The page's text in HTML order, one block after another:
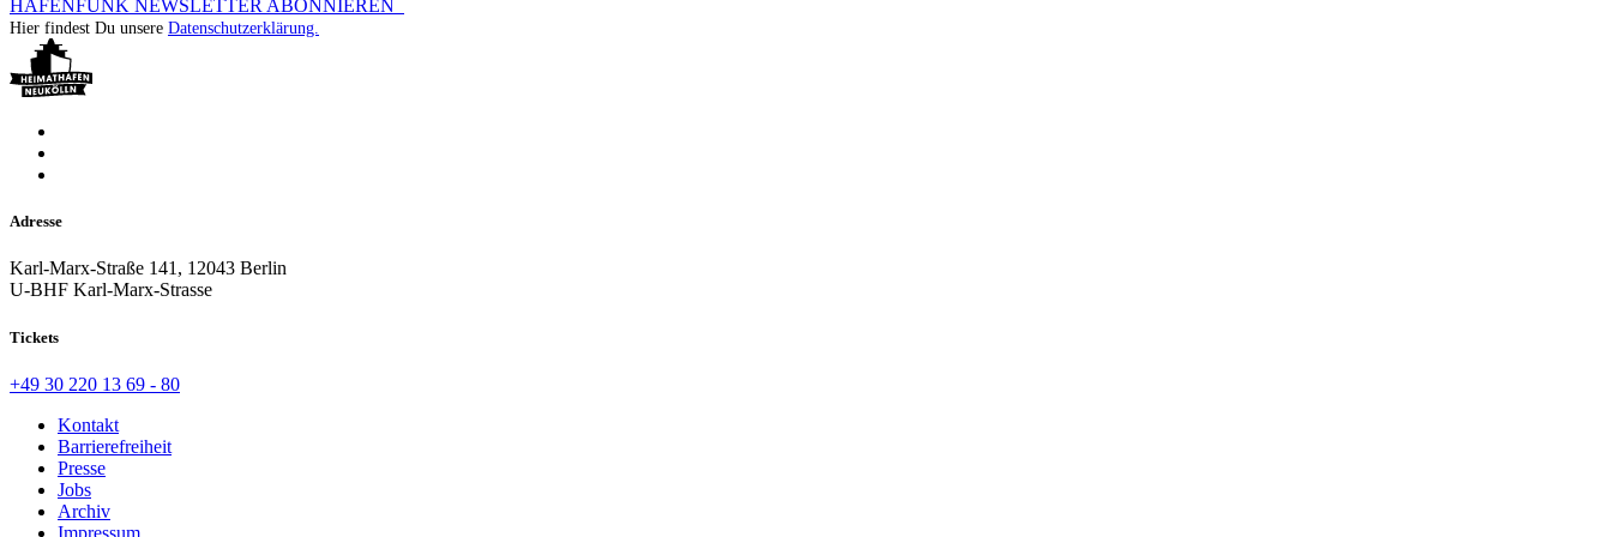
HAFENFUNK NEWSLETTER ABONNIEREN
Hier findest Du unsere Datenschutzerklärung.
Adresse
Karl-Marx-Straße 141, 12043 Berlin
U-BHF Karl-Marx-Strasse
Tickets
+49 30 220 13 69 - 80
Kontakt
Barrierefreiheit
Presse
Jobs
Archiv
Impressum